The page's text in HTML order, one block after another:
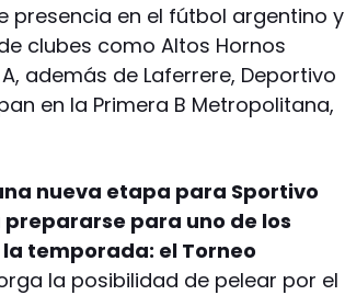
presencia en el fútbol argentino y
clubes como Altos Hornos
además de Laferrere, Deportivo
en la Primera B Metropolitana,
nueva etapa para Sportivo
para uno de los
temporada: el Torneo
la posibilidad de pelear por el